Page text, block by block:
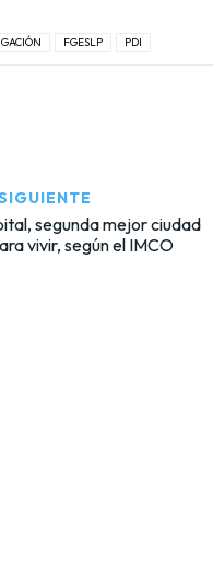
FGESLP PDI
segunda mejor ciudad
vivir, según el IMCO